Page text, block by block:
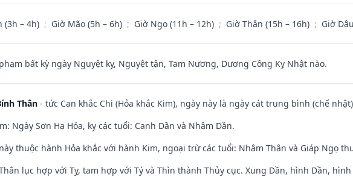
(3h – 4h) ; Giờ Mão (5h – 6h) ; Giờ Ngọ (11h – 12h) ; Giờ Thân (15h – 16h) ; Giờ
bất kỳ ngày Nguyệt kỵ, Nguyệt tận, Tam Nương, Dương Công Kỵ Nhật nào.
Thân - tức Can khắc Chi (Hỏa khắc Kim), ngày này là ngày cát trung bình (chế
Ngày Sơn Hạ Hỏa, kỵ các tuổi: Canh Dần và Nhâm Dần.
thuộc hành Hỏa khắc với hành Kim, ngoại trừ các tuổi: Nhâm Thân và Giáp Ngọ
lục hợp với Tỵ, tam hợp với Tý và Thìn thành Thủy cục. Xung Dần, hình Dần,